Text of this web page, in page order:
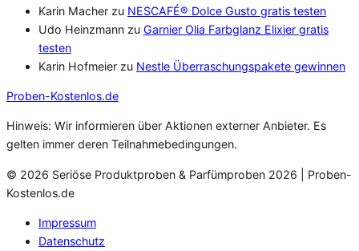
Karin Macher zu NESCAFÉ® Dolce Gusto gratis testen
Udo Heinzmann zu Garnier Olia Farbglanz Elixier gratis
testen
Karin Hofmeier zu Nestle Überraschungspakete gewinnen
Proben-Kostenlos.de
Hinweis: Wir informieren über Aktionen externer Anbieter. Es
gelten immer deren Teilnahmebedingungen.
© 2026 Seriöse Produktproben & Parfümproben 2026 | Proben-
Kostenlos.de
Impressum
Datenschutz